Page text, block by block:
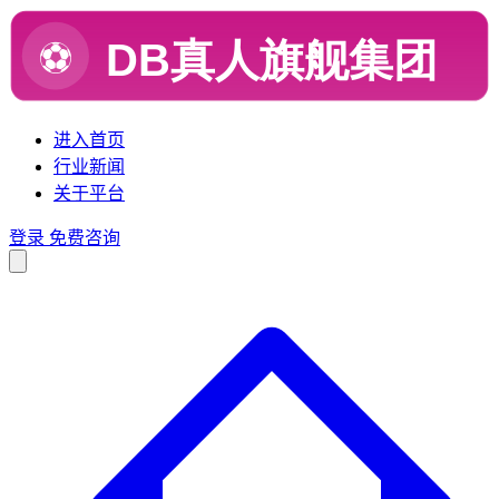
进入首页
行业新闻
关于平台
登录 免费咨询